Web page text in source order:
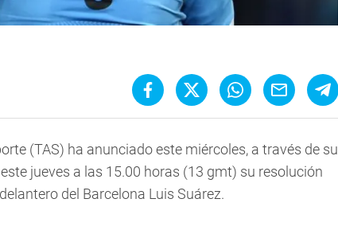
(TAS) ha anunciado este miércoles, a través de su
jueves a las 15.00 horas (13 gmt) su resolución
del Barcelona Luis Suárez.